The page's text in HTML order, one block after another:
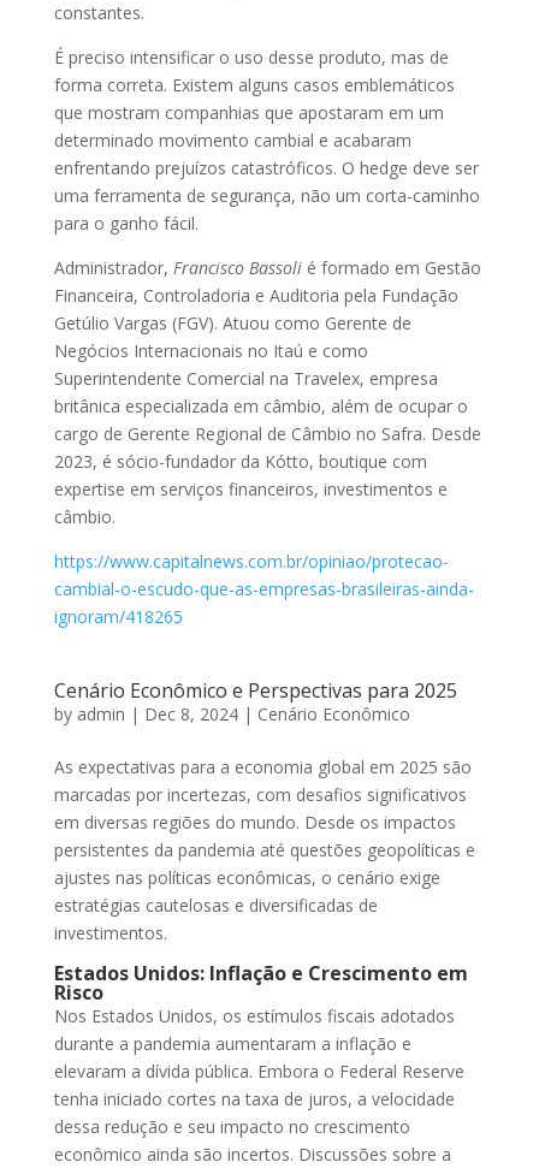
constantes.
É preciso intensificar o uso desse produto, mas de
forma correta. Existem alguns casos emblemáticos
que mostram companhias que apostaram em um
determinado movimento cambial e acabaram
enfrentando prejuízos catastróficos. O hedge deve ser
uma ferramenta de segurança, não um corta-caminho
para o ganho fácil.
Administrador, Francisco Bassolié formado em Gestão
Financeira, Controladoria e Auditoria pela Fundação
Getúlio Vargas (FGV). Atuou como Gerente de
Negócios Internacionais no Itaú e como
Superintendente Comercial na Travelex, empresa
britânica especializada em câmbio, além de ocupar o
cargo de Gerente Regional de Câmbio no Safra. Desde
2023, é sócio-fundador da Kótto, boutique com
expertise em serviços financeiros, investimentos e
câmbio.
https://www.capitalnews.com.br/opiniao/protecao-
cambial-o-escudo-que-as-empresas-brasileiras-ainda-
ignoram/418265
Cenário Econômico e Perspectivas para 2025
by admin | Dec 8, 2024| Cenário Econômico
As expectativas para a economia global em 2025 são
marcadas por incertezas, com desafios significativos
em diversas regiões do mundo. Desde os impactos
persistentes da pandemia até questões geopolíticas e
ajustes nas políticas econômicas, o cenário exige
estratégias cautelosas e diversificadas de
investimentos.
Estados Unidos: Inflação e Crescimento em
Risco
Nos Estados Unidos, os estímulos fiscais adotados
durante a pandemia aumentaram a inflação e
elevaram a dívida pública. Embora o Federal Reserve
tenha iniciado cortes na taxa de juros, a velocidade
dessa redução e seu impacto no crescimento
econômico ainda são incertos. Discussões sobre a